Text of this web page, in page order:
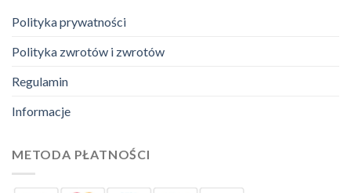
Polityka prywatności
Polityka zwrotów i zwrotów
Regulamin
Informacje
METODA PŁATNOŚCI